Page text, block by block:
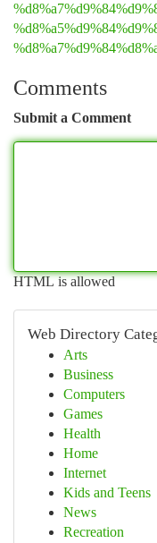
Comments
Submit a Comment
HTML is allowed
Web Directory
Arts
Business
Computers
Games
Health
Home
Internet
Kids and Teens
News
Recreation